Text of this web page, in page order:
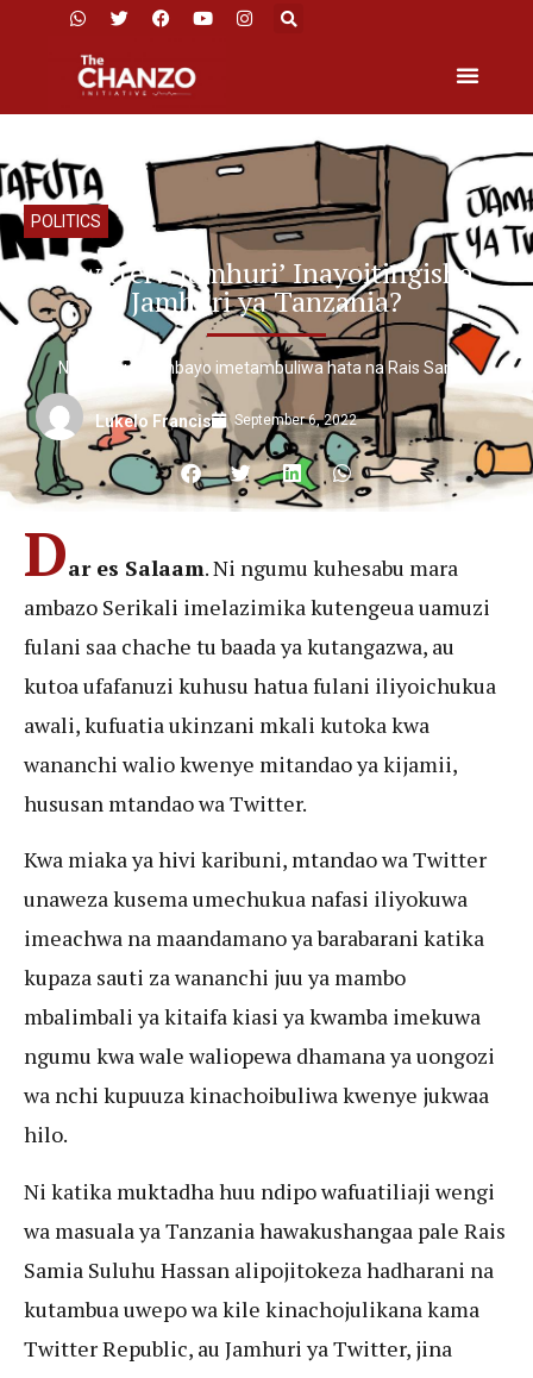
POLITICS
Twitter: ‘Jamhuri’ Inayoitingisha
Jamhuri ya Tanzania?
Ni ‘Jamhuri’ ambayo imetambuliwa hata na Rais Samia.
Lukelo Francis September 6, 2022
Dar es Salaam. Ni ngumu kuhesabu mara
ambazo Serikali imelazimika kutengeua uamuzi
fulani saa chache tu baada ya kutangazwa, au
kutoa ufafanuzi kuhusu hatua fulani iliyoichukua
awali, kufuatia ukinzani mkali kutoka kwa
wananchi walio kwenye mitandao ya kijamii,
hususan mtandao wa Twitter.
Kwa miaka ya hivi karibuni, mtandao wa Twitter
unaweza kusema umechukua nafasi iliyokuwa
imeachwa na maandamano ya barabarani katika
kupaza sauti za wananchi juu ya mambo
mbalimbali ya kitaifa kiasi ya kwamba imekuwa
ngumu kwa wale waliopewa dhamana ya uongozi
wa nchi kupuuza kinachoibuliwa kwenye jukwaa
hilo.
Ni katika muktadha huu ndipo wafuatiliaji wengi
wa masuala ya Tanzania hawakushangaa pale Rais
Samia Suluhu Hassan alipojitokeza hadharani na
kutambua uwepo wa kile kinachojulikana kama
Twitter Republic, au Jamhuri ya Twitter, jina